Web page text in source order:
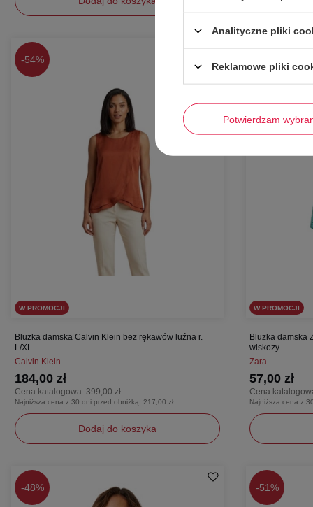
M
-54%
W PROMOCJI
Bluzka damska Calvin Klein bez rękawów luźna r.
L/XL
Calvin Klein
Cena katalogowa:399,00 zł
184,00 zł
Najniższa cena z 30 dni przed obniżką: 217,00 zł
Dodaj do koszyka
L/XL
W PROMOCJI
Bluzka damska
wiskozy
Zara
Cena
57,00 zł
Najniższa cena z
XS
-48% -51%
Analityczne pliki
Reklamowe pliki
Potwierdzam